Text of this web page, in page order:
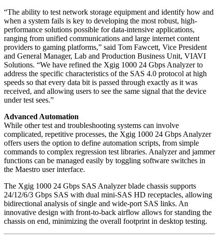
“The ability to test network storage equipment and identify how and
when a system fails is key to developing the most robust, high-
performance solutions possible for data-intensive applications,
ranging from unified communications and large internet content
providers to gaming platforms,” said Tom Fawcett, Vice President
and General Manager, Lab and Production Business Unit, VIAVI
Solutions. “We have refined the Xgig 1000 24 Gbps Analyzer to
address the specific characteristics of the SAS 4.0 protocol at high
speeds so that every data bit is passed through exactly as it was
received, and allowing users to see the same signal that the device
under test sees.”
Advanced Automation
While other test and troubleshooting systems can involve
complicated, repetitive processes, the Xgig 1000 24 Gbps Analyzer
offers users the option to define automation scripts, from simple
commands to complex regression test libraries. Analyzer and jammer
functions can be managed easily by toggling software switches in
the Maestro user interface.
The Xgig 1000 24 Gbps SAS Analyzer blade chassis supports
24/12/6/3 Gbps SAS with dual mini-SAS HD receptacles, allowing
bidirectional analysis of single and wide-port SAS links. An
innovative design with front-to-back airflow allows for standing the
chassis on end, minimizing the overall footprint in desktop testing.